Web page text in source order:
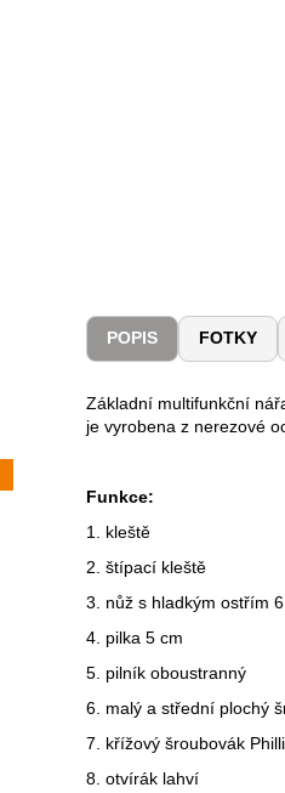
POPIS FOTKY
Základní multifunkční
je vyrobena z nerezové
Funkce:
1. kleště
2. štípací kleště
3. nůž s hladkým ostřím
4. pilka 5 cm
5. pilník oboustranný
6. malý a střední plochý
7. křížový šroubovák
8. otvírák lahví